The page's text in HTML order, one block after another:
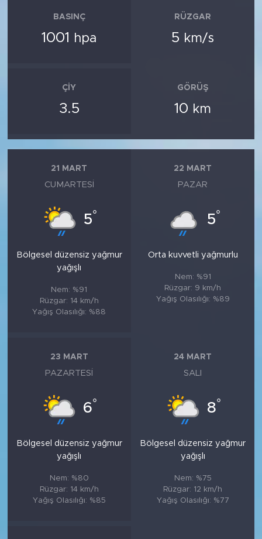
BASINÇ
1001 hpa
RÜZGAR
5 km/s
ÇIY
3.5
GÖRÜŞ
10 km
21 MART
CUMARTESI
5°
Bölgesel düzensiz yağmur
yağışlı
Nem: %91
Rüzgar: 14 km/h
Yağış Olasılığı: %88
22 MART
PAZAR
5°
Orta kuvvetli yağmurlu
Nem: %91
Rüzgar: 9 km/h
Yağış Olasılığı: %89
23 MART
PAZARTESI
6°
Bölgesel düzensiz yağmur
yağışlı
Nem: %80
Rüzgar: 14 km/h
Yağış Olasılığı: %85
24 MART
SALI
8°
Bölgesel düzensiz yağmur
yağışlı
Nem: %75
Rüzgar: 12 km/h
Yağış Olasılığı: %77